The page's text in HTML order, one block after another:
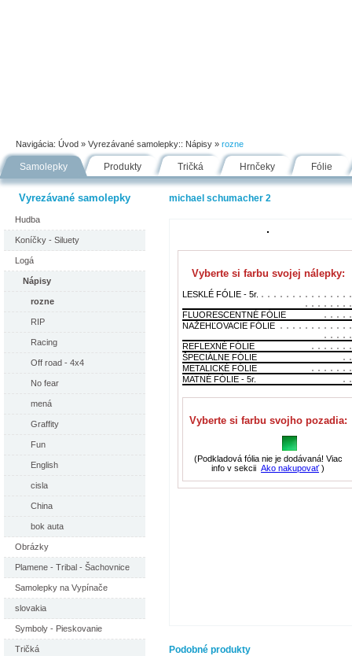
Navigácia: Úvod » Vyrezávané samolepky:: Nápisy » rozne
Samolepky Produkty Tričká Hrnčeky Fólie
Vyrezávané samolepky
Hudba
Koníčky - Siluety
Logá
Nápisy
rozne
RIP
Racing
Off road - 4x4
No fear
mená
Graffity
Fun
English
cisla
China
bok auta
Obrázky
Plamene - Tribal - Šachovnice
Samolepky na Vypínače
slovakia
Symboly - Pieskovanie
Tričká
michael schumacher 2
Vyberte si farbu svojej nálepky:
LESKLÉ FÓLIE - 5r.
FLUORESCENTNÉ FÓLIE
NAŽEHĽOVACIE FÓLIE
REFLEXNÉ FÓLIE
ŠPECIÁLNE FÓLIE
METALICKÉ FÓLIE
MATNÉ FÓLIE - 5r.
Vyberte si farbu svojho pozadia:
(Podkladová fólia nie je dodávaná! Viac
info v sekcii Ako nakupovať )
Podobné produkty